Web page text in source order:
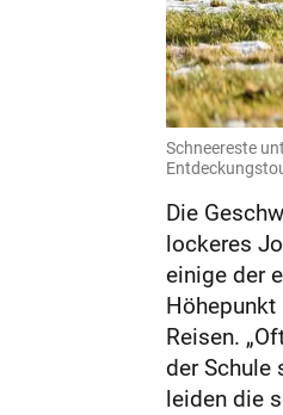
Schneereste
Die
lockeres
einige der
Reisen.
der Schule
leiden die